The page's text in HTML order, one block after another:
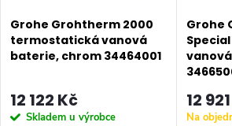
Grohe Grohtherm 2000
termostatická vanová
baterie, chrom 34464001
12 122 Kč
Skladem u výrobce
Grohe
12
Na